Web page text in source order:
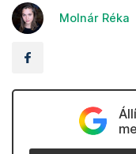
Molnár Réka